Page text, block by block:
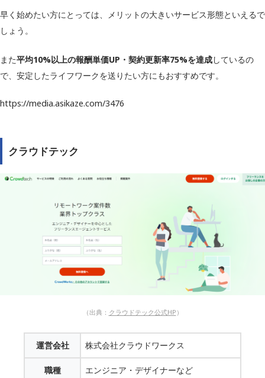
早く始めたい方にとっては、メリットの大きいサービス形態といえるで
しょう。
また平均10%以上の報酬単価UP・契約更新率75%を達成しているの
で、安定したライフワークを送りたい方にもおすすめです。
https://media.asikaze.com/3476
クラウドテック
（出典： クラウドテック公式HP ）
運営会社 株式会社クラウドワークス
職種 エンジニア・デザイナーなど